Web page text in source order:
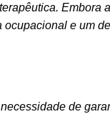
Embora
ocupacional e um
de